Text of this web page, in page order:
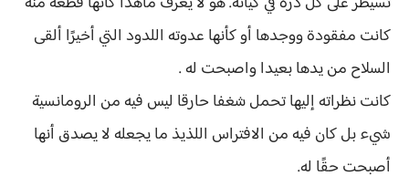
كانت مفقودة ووجدها أو كأنها عدوته اللدود التي أخيرًا ألقى
السلاح من يدها بعيدا واصبحت له .
كانت نظراته إليها تحمل شغفا حارقا ليس فيه من الرومانسية
شيء بل كان فيه من الافتراس اللذيذ ما يجعله لا يصدق أنها
أصبحت حقًا له.